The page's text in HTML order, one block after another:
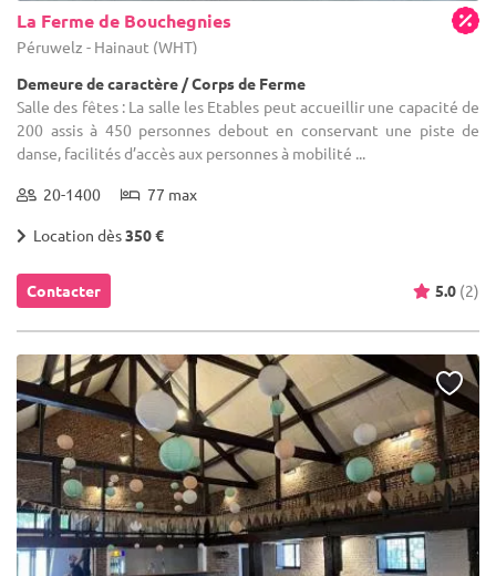
La Ferme de Bouchegnies
Péruwelz - Hainaut (WHT)
Demeure de caractère / Corps de Ferme
Salle des fêtes : La salle les Etables peut accueillir une capacité de
200 assis à 450 personnes debout en conservant une piste de
danse, facilités d’accès aux personnes à mobilité ...
20-1400 77 max
Location dès350 €
Contacter 5.0 (2)